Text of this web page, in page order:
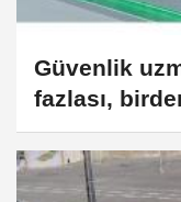
Güvenlik
fazlası,
güvenlik